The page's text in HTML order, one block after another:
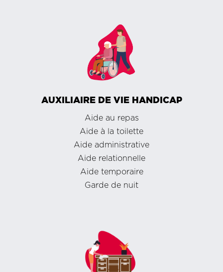
AUXILIAIRE DE VIE HANDICAP
Aide au repas
Aide à la toilette
Aide administrative
Aide relationnelle
Aide temporaire
Garde de nuit